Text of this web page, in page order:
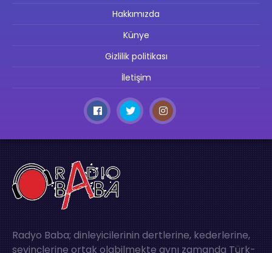
Hakkımızda
Künye
Gizlilik politikası
İletişim
Radyo Baba; dinleyicilerinin dertlerine, kederlerine,
sevinçlerine ortak olabilmekte aynı zamanda Türk-